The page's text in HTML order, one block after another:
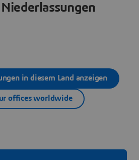
in diesem Land anzeigen
offices worldwide